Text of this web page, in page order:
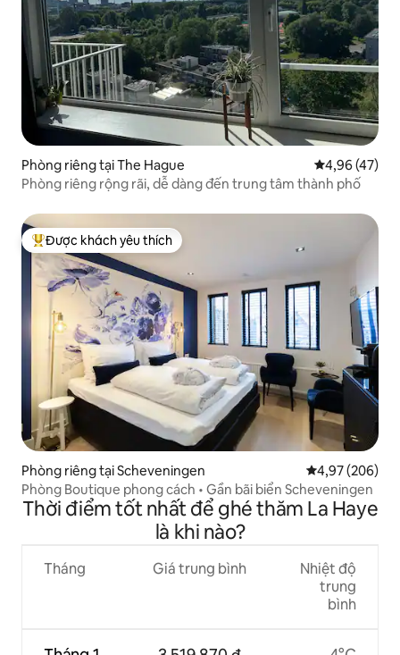
Phòng riêng tại The Hague Xếp hạng
4,96 (47)
Phòng riêng rộng rãi, dễ dàng đến trung tâm thành phố
Được khách yêu thích nhất
Được khách yêu thích
Phòng riêng tại Scheveningen Xếp hạng
4,97 (206)
Phòng Boutique phong cách • Gần bãi biển Scheveningen
Thời điểm tốt nhất để ghé thăm La Haye
là khi nào?
Tháng Giá trung bình
Nhiệt độ
trung
bình